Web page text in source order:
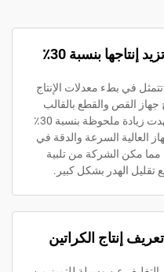
بنسبة 30٪
في بطء معدلات الإنتاج
جهاز القص والقطع بالقالب
واللصق الأوتوماتيكي الخاص بنا، شهدت زيادة ملحوظة بنسبة 30٪
العالية السرعة والدقة في
مما مكن الشركة من تلبية
تقليل الهدر بشكل كبير.
إنتاج الكراتين